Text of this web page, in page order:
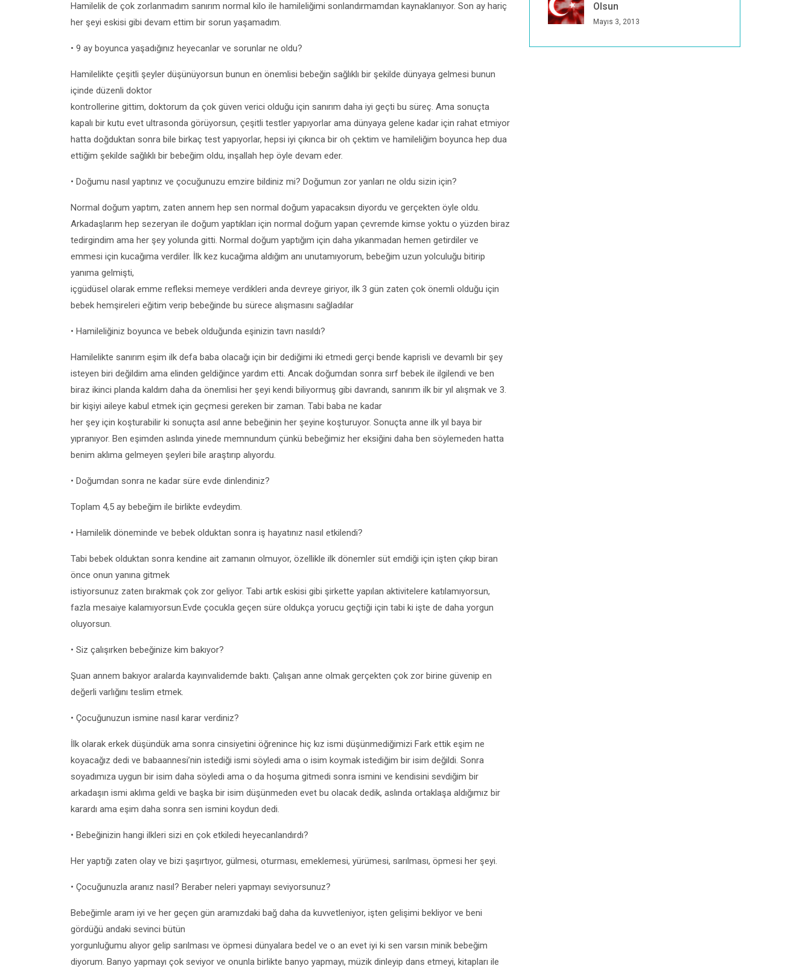
Hamilelik de çok zorlanmadım sanırım normal kilo ile hamileliğimi sonlandırmamdan kaynaklanıyor. Son ay hariç
her şeyi eskisi gibi devam ettim bir sorun yaşamadım.
• 9 ay boyunca yaşadığınız heyecanlar ve sorunlar ne oldu?
Hamilelikte çeşitli şeyler düşünüyorsun bunun en önemlisi bebeğin sağlıklı bir şekilde dünyaya gelmesi bunun
içinde düzenli doktor
kontrollerine gittim, doktorum da çok güven verici olduğu için sanırım daha iyi geçti bu süreç. Ama sonuçta
kapalı bir kutu evet ultrasonda görüyorsun, çeşitli testler yapıyorlar ama dünyaya gelene kadar için rahat etmiyor
hatta doğduktan sonra bile birkaç test yapıyorlar, hepsi iyi çıkınca bir oh çektim ve hamileliğim boyunca hep dua
ettiğim şekilde sağlıklı bir bebeğim oldu, inşallah hep öyle devam eder.
• Doğumu nasıl yaptınız ve çocuğunuzu emzire bildiniz mi? Doğumun zor yanları ne oldu sizin için?
Normal doğum yaptım, zaten annem hep sen normal doğum yapacaksın diyordu ve gerçekten öyle oldu.
Arkadaşlarım hep sezeryan ile doğum yaptıkları için normal doğum yapan çevremde kimse yoktu o yüzden biraz
tedirgindim ama her şey yolunda gitti. Normal doğum yaptığım için daha yıkanmadan hemen getirdiler ve
emmesi için kucağıma verdiler. İlk kez kucağıma aldığım anı unutamıyorum, bebeğim uzun yolculuğu bitirip
yanıma gelmişti,
içgüdüsel olarak emme refleksi memeye verdikleri anda devreye giriyor, ilk 3 gün zaten çok önemli olduğu için
bebek hemşireleri eğitim verip bebeğinde bu sürece alışmasını sağladılar
• Hamileliğiniz boyunca ve bebek olduğunda eşinizin tavrı nasıldı?
Hamilelikte sanırım eşim ilk defa baba olacağı için bir dediğimi iki etmedi gerçi bende kaprisli ve devamlı bir şey
isteyen biri değildim ama elinden geldiğince yardım etti. Ancak doğumdan sonra sırf bebek ile ilgilendi ve ben
biraz ikinci planda kaldım daha da önemlisi her şeyi kendi biliyormuş gibi davrandı, sanırım ilk bir yıl alışmak ve 3.
bir kişiyi aileye kabul etmek için geçmesi gereken bir zaman. Tabi baba ne kadar
her şey için koşturabilir ki sonuçta asıl anne bebeğinin her şeyine koşturuyor. Sonuçta anne ilk yıl baya bir
yıpranıyor. Ben eşimden aslında yinede memnundum çünkü bebeğimiz her eksiğini daha ben söylemeden hatta
benim aklıma gelmeyen şeyleri bile araştırıp alıyordu.
• Doğumdan sonra ne kadar süre evde dinlendiniz?
Toplam 4,5 ay bebeğim ile birlikte evdeydim.
• Hamilelik döneminde ve bebek olduktan sonra iş hayatınız nasıl etkilendi?
Tabi bebek olduktan sonra kendine ait zamanın olmuyor, özellikle ilk dönemler süt emdiği için işten çıkıp biran
önce onun yanına gitmek
istiyorsunuz zaten bırakmak çok zor geliyor. Tabi artık eskisi gibi şirkette yapılan aktivitelere katılamıyorsun,
fazla mesaiye kalamıyorsun.Evde çocukla geçen süre oldukça yorucu geçtiği için tabi ki işte de daha yorgun
oluyorsun.
• Siz çalışırken bebeğinize kim bakıyor?
Şuan annem bakıyor aralarda kayınvalidemde baktı. Çalışan anne olmak gerçekten çok zor birine güvenip en
değerli varlığını teslim etmek.
• Çocuğunuzun ismine nasıl karar verdiniz?
İlk olarak erkek düşündük ama sonra cinsiyetini öğrenince hiç kız ismi düşünmediğimizi Fark ettik eşim ne
koyacağız dedi ve babaannesi’nin istediği ismi söyledi ama o isim koymak istediğim bir isim değildi. Sonra
soyadımıza uygun bir isim daha söyledi ama o da hoşuma gitmedi sonra ismini ve kendisini sevdiğim bir
arkadaşın ismi aklıma geldi ve başka bir isim düşünmeden evet bu olacak dedik, aslında ortaklaşa aldığımız bir
karardı ama eşim daha sonra sen ismini koydun dedi.
• Bebeğinizin hangi ilkleri sizi en çok etkiledi heyecanlandırdı?
Her yaptığı zaten olay ve bizi şaşırtıyor, gülmesi, oturması, emeklemesi, yürümesi, sarılması, öpmesi her şeyi.
• Çocuğunuzla aranız nasıl? Beraber neleri yapmayı seviyorsunuz?
Bebeğimle aram iyi ve her geçen gün aramızdaki bağ daha da kuvvetleniyor, işten gelişimi bekliyor ve beni
gördüğü andaki sevinci bütün
yorgunluğumu alıyor gelip sarılması ve öpmesi dünyalara bedel ve o an evet iyi ki sen varsın minik bebeğim
diyorum. Banyo yapmayı çok seviyor ve onunla birlikte banyo yapmayı, müzik dinleyip dans etmeyi, kitapları ile
Olsun
Mayıs 3, 2013